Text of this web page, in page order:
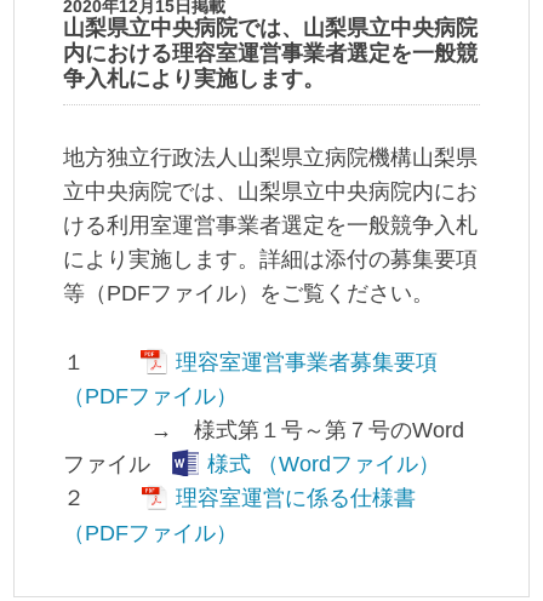
2020年12月15日掲載
山梨県立中央病院では、山梨県立中央病院
内における理容室運営事業者選定を一般競
争入札により実施します。
地方独立行政法人山梨県立病院機構山梨県
立中央病院では、山梨県立中央病院内にお
ける利用室運営事業者選定を一般競争入札
により実施します。詳細は添付の募集要項
等（PDFファイル）をご覧ください。
１
理容室運営事業者募集要項
（PDFファイル）
→ 様式第１号～第７号のWord
ファイル
様式 （Wordファイル）
２
理容室運営に係る仕様書
（PDFファイル）